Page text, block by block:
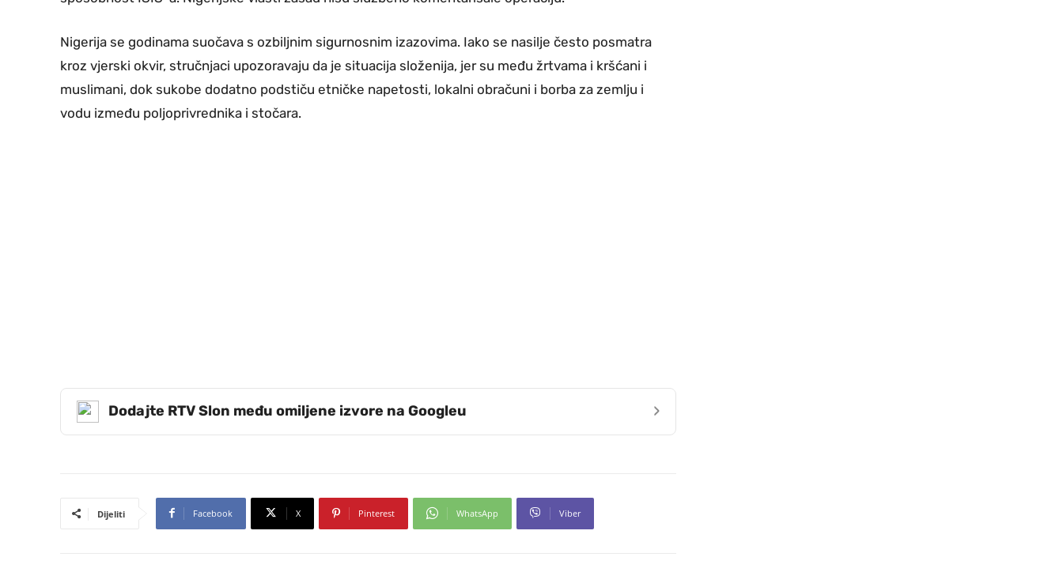
Nigerija se godinama suočava s ozbiljnim sigurnosnim izazovima. Iako se nasilje često posmatra
kroz vjerski okvir, stručnjaci upozoravaju da je situacija složenija, jer su među žrtvama i kršćani i
muslimani, dok sukobe dodatno podstiču etničke napetosti, lokalni obračuni i borba za zemlju i
vodu između poljoprivrednika i stočara.
Dodajte RTV Slon među omiljene izvore na Googleu ›
Dijeliti Facebook X Pinterest WhatsApp Viber